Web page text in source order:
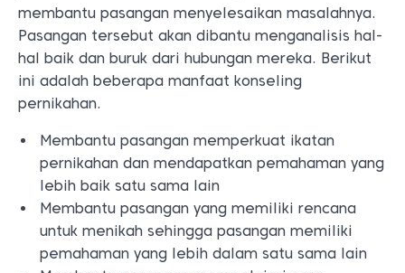
membantu pasangan menyelesaikan masalahnya.
Pasangan tersebut akan dibantu menganalisis hal-
hal baik dan buruk dari hubungan mereka. Berikut
ini adalah beberapa manfaat konseling
pernikahan.
Membantu pasangan memperkuat ikatan
pernikahan dan mendapatkan pemahaman yang
lebih baik satu sama lain
Membantu pasangan yang memiliki rencana
untuk menikah sehingga pasangan memiliki
pemahaman yang lebih dalam satu sama lain